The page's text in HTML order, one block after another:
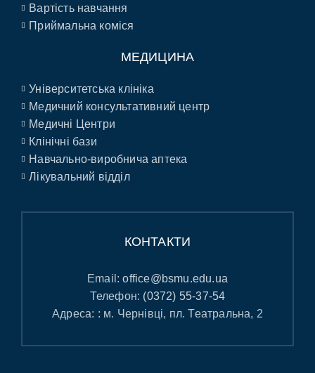
Вартість навчання
Приймальна коміся
МЕДИЦИНА
Університетська клініка
Медичний консультативний центр
Медичні Центри
Клінічні бази
Навчально-виробнича аптека
Лікувальний відділ
КОНТАКТИ
Email:office@bsmu.edu.ua
Телефон: (0372) 55-37-54
Адреса: : м. Чернівці, пл. Театральна, 2